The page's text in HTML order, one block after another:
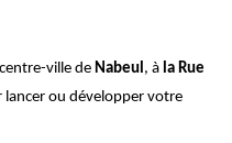
ville deNabeul, à la Rue
ou développer votre